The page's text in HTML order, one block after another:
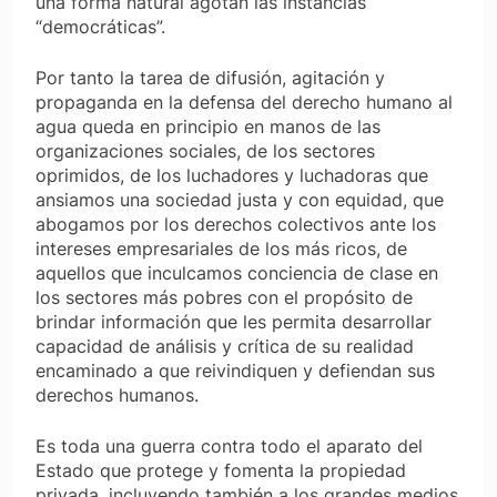
“democráticas”.
Por tanto la tarea de difusión, agitación y
propaganda en la defensa del derecho humano al
agua queda en principio en manos de las
organizaciones sociales, de los sectores
oprimidos, de los luchadores y luchadoras que
ansiamos una sociedad justa y con equidad, que
abogamos por los derechos colectivos ante los
intereses empresariales de los más ricos, de
aquellos que inculcamos conciencia de clase en
los sectores más pobres con el propósito de
brindar información que les permita desarrollar
capacidad de análisis y crítica de su realidad
encaminado a que reivindiquen y defiendan sus
derechos humanos.
Es toda una guerra contra todo el aparato del
Estado que protege y fomenta la propiedad